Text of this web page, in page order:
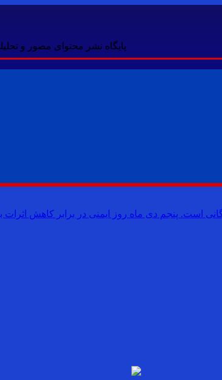
پایگاه نشر محتوای مصور و
است. پنجم دی ماه روز ایمنی در برابر کاهش اثرات